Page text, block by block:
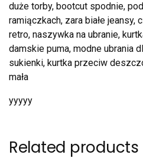
duże torby, bootcut spodnie,
ramiączkach, zara białe
retro, naszywka na ubranie,
damskie puma, modne ubrania
sukienki, kurtka przeciw
mała
yyyyy
Related products